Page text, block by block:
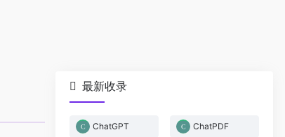
最新收录
ChatGPT ChatPDF